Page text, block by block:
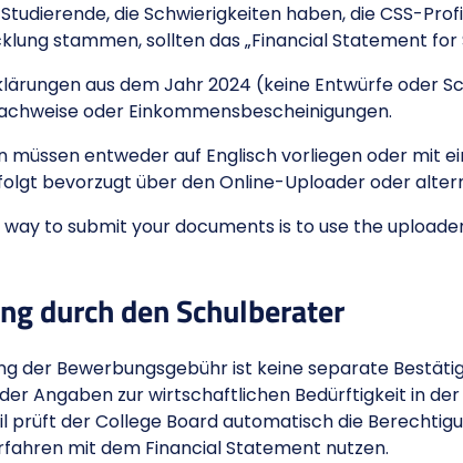
die Schwierigkeiten haben, die CSS-
stammen, sollten das „Financial Statement
aus dem Jahr 2024 (keine Entwürfe oder
oder Einkommensbescheinigungen.
müssen entweder auf Englisch vorliegen oder mit
bevorzugt über den Online-Uploader oder
way to submit your documents is to use the
durch den Schulberater
der Bewerbungsgebühr ist keine separate
Angaben zur wirtschaftlichen Bedürftigkeit in
prüft der College Board automatisch die
mit dem Financial Statement nutzen.